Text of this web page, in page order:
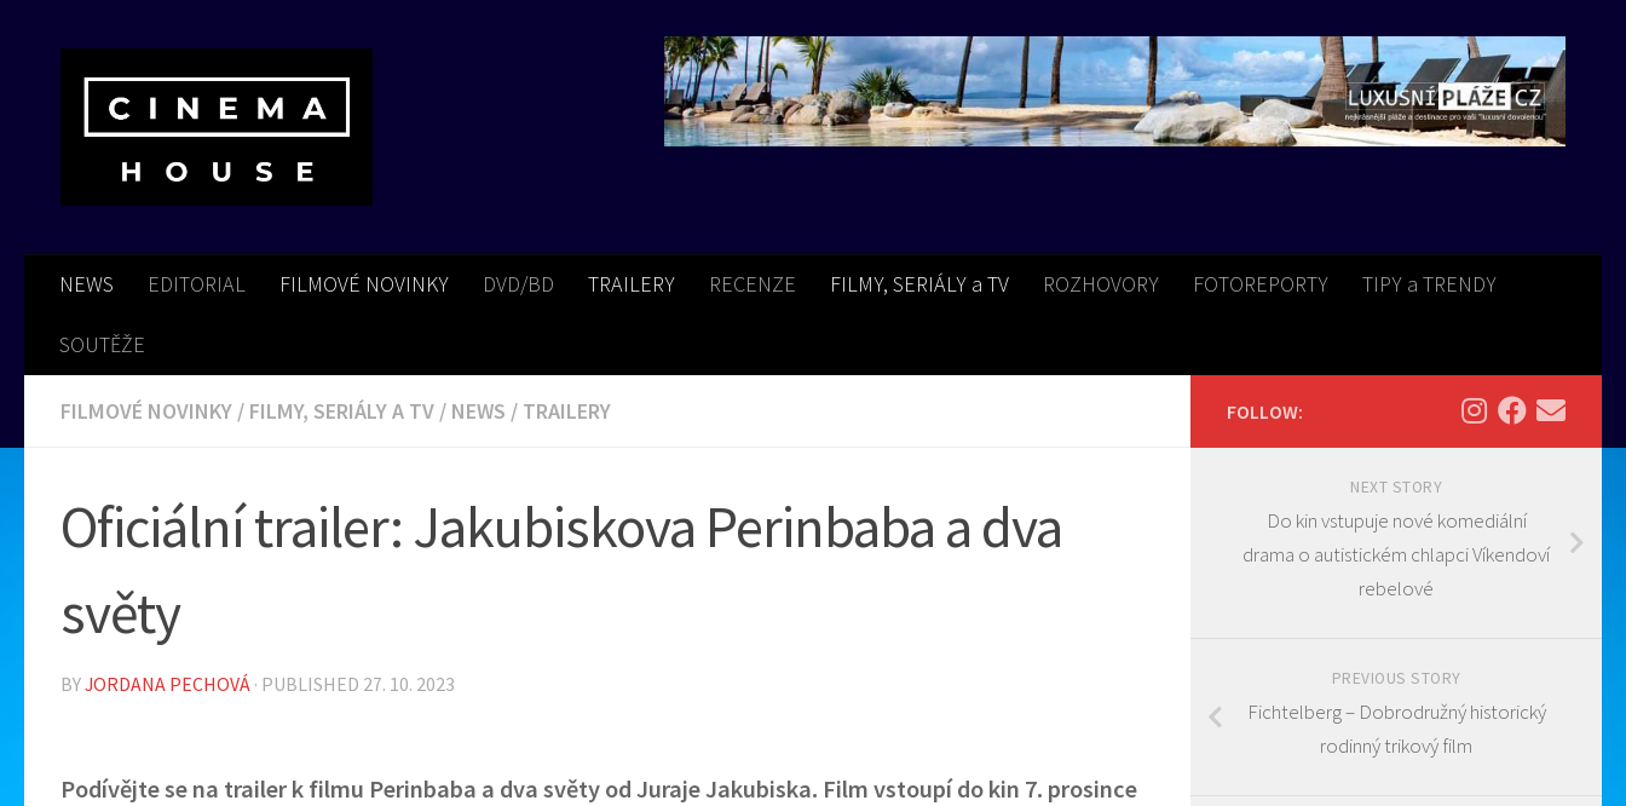
NEWS EDITORIAL FILMOVÉ NOVINKY DVD/BD TRAILERY RECENZE FILMY, SERIÁLY a TV ROZHOVORY FOTOREPORTY TIPY a TRENDY
SOUTĚŽE
FILMOVÉ NOVINKY / FILMY, SERIÁLY A TV / NEWS / TRAILERY
Oficiální trailer: Jakubiskova Perinbaba a dva
světy
BYJORDANA PECHOVÁ · PUBLISHED 27. 10. 2023
Podívějte se na trailer k filmu Perinbaba a dva světy od Juraje Jakubiska. Film vstoupí do kin 7. prosince
FOLLOW:
NEXT STORY
Do kin vstupuje nové komediální
drama o autistickém chlapci Víkendoví
rebelové
PREVIOUS STORY
Fichtelberg – Dobrodružný historický
rodinný trikový film